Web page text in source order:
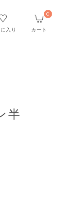
入り カート
0
半